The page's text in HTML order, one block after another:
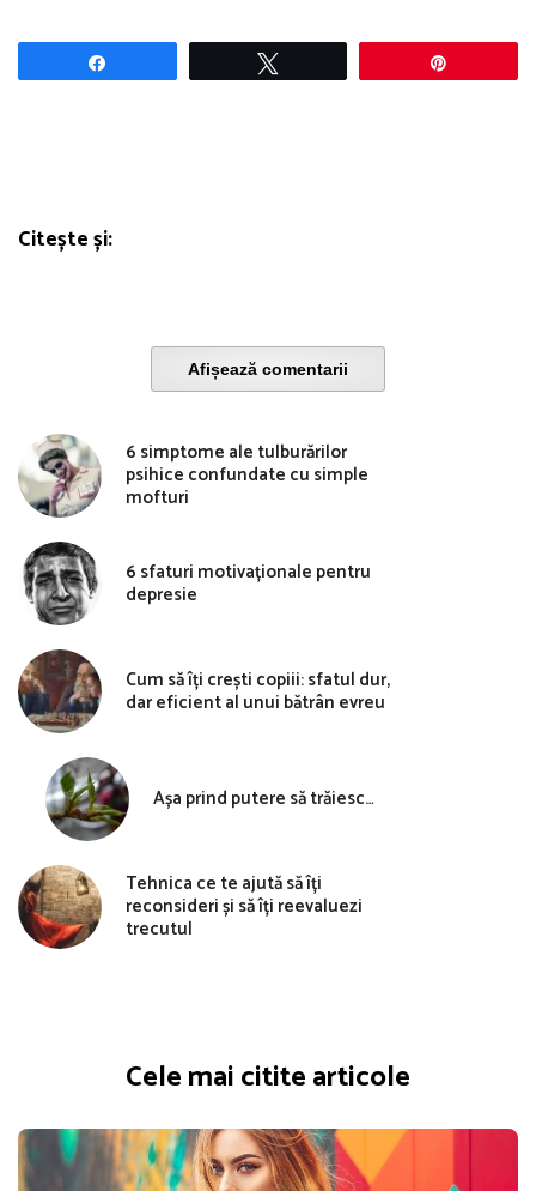
Citește și:
Afișează comentarii
6 simptome ale tulburărilor
psihice confundate cu simple
mofturi
6 sfaturi motivaționale pentru
depresie
Cum să îți crești copiii: sfatul dur,
dar eficient al unui bătrân evreu
Așa prind putere să trăiesc…
Tehnica ce te ajută să îți
reconsideri și să îți reevaluezi
trecutul
Cele mai citite articole